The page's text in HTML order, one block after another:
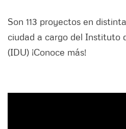
Son 113 proyectos en
ciudad a cargo del Instituto
(IDU) ¡Conoce más!